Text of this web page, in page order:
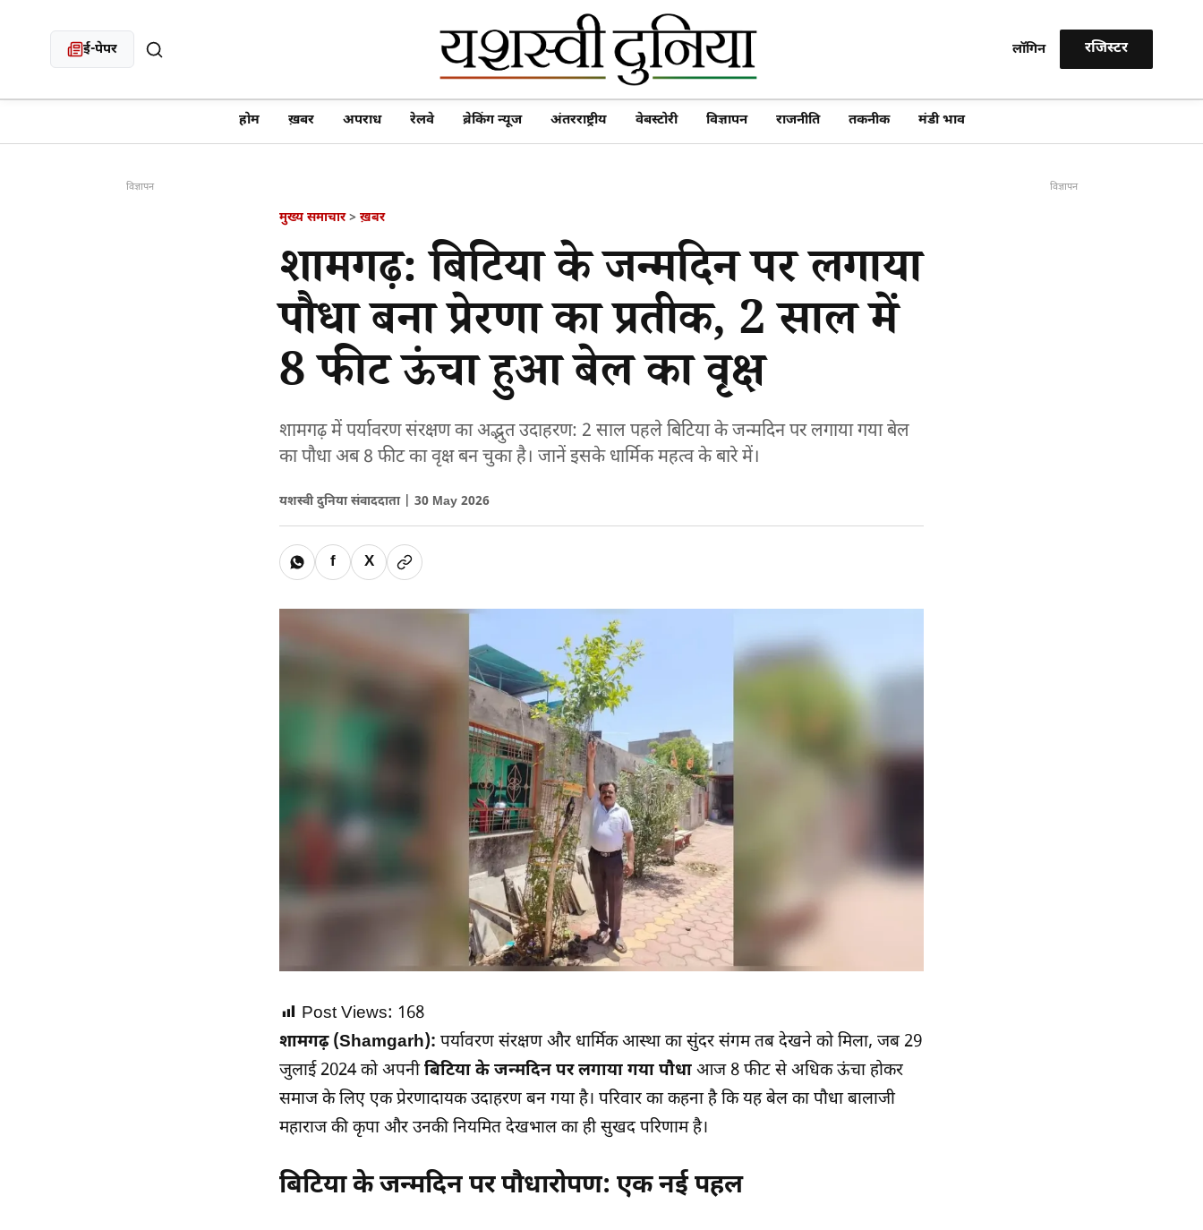
ई-पेपर लॉगिन रजिस्टर
होम ख़बर अपराध रेलवे ब्रेकिंग न्यूज अंतरराष्ट्रीय वेबस्टोरी विज्ञापन राजनीति तकनीक मंडी भाव
विज्ञापन
मुख्य समाचार> ख़बर
शामगढ़: बिटिया के जन्मदिन पर लगाया
पौधा बना प्रेरणा का प्रतीक, 2 साल में
8 फीट ऊंचा हुआ बेल का वृक्ष
शामगढ़ में पर्यावरण संरक्षण का अद्भुत उदाहरण: 2 साल पहले बिटिया के जन्मदिन पर लगाया गया बेल
का पौधा अब 8 फीट का वृक्ष बन चुका है। जानें इसके धार्मिक महत्व के बारे में।
यशस्वी दुनिया संवाददाता | 30 May 2026
f X
Post Views: 168
शामगढ़ (Shamgarh): पर्यावरण संरक्षण और धार्मिक आस्था का सुंदर संगम तब देखने को मिला, जब 29
जुलाई 2024 को अपनीबिटिया के जन्मदिन पर लगाया गया पौधा आज 8 फीट से अधिक ऊंचा होकर
समाज के लिए एक प्रेरणादायक उदाहरण बन गया है। परिवार का कहना है कि यह बेल का पौधाबालाजी
महाराजकी कृपा और उनकी नियमित देखभाल का ही सुखद परिणाम है।
बिटिया के जन्मदिन पर पौधारोपण: एक नई पहल
विज्ञापन